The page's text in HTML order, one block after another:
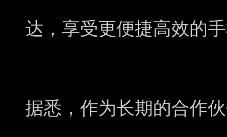
达，享受更便捷高效的
据悉，作为长期的合作